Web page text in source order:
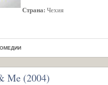
Страна: Чехия
Me (2004)